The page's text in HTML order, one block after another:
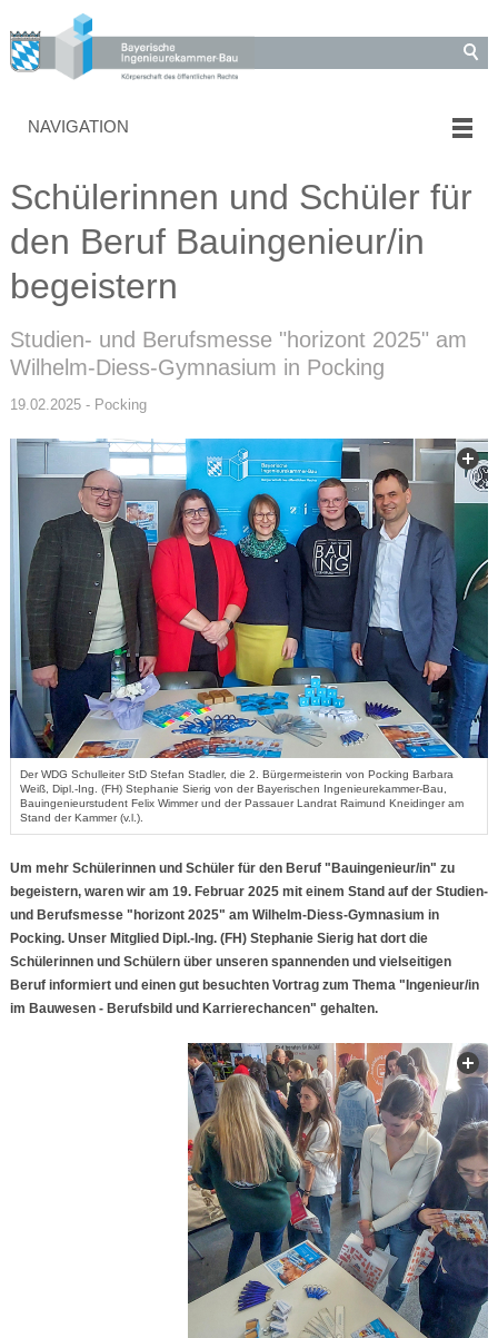
NAVIGATION
Schülerinnen und Schüler für
den Beruf Bauingenieur/in
begeistern
Studien- und Berufsmesse "horizont 2025" am
Wilhelm-Diess-Gymnasium in Pocking
19.02.2025 - Pocking
Der WDG Schulleiter StD Stefan Stadler, die 2. Bürgermeisterin von Pocking Barbara
Weiß, Dipl.-Ing. (FH) Stephanie Sierig von der Bayerischen Ingenieurekammer-Bau,
Bauingenieurstudent Felix Wimmer und der Passauer Landrat Raimund Kneidinger am
Stand der Kammer (v.l.).
Um mehr Schülerinnen und Schüler für den Beruf "Bauingenieur/in" zu
begeistern, waren wir am 19. Februar 2025 mit einem Stand auf der Studien-
und Berufsmesse "horizont 2025" am Wilhelm-Diess-Gymnasium in
Pocking. Unser Mitglied Dipl.-Ing. (FH) Stephanie Sierig hat dort die
Schülerinnen und Schülern über unseren spannenden und vielseitigen
Beruf informiert und einen gut besuchten Vortrag zum Thema "Ingenieur/in
im Bauwesen - Berufsbild und Karrierechancen" gehalten.